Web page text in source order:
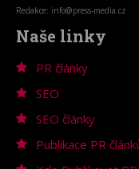
Redakce: info@press-media.cz
Naše linky
PR články
SEO
SEO články
Publikace PR